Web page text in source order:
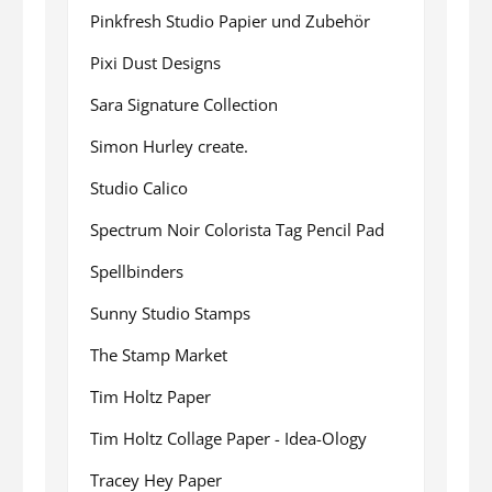
Pinkfresh Studio Papier und Zubehör
Pixi Dust Designs
Sara Signature Collection
Simon Hurley create.
Studio Calico
Spectrum Noir Colorista Tag Pencil Pad
Spellbinders
Sunny Studio Stamps
The Stamp Market
Tim Holtz Paper
Tim Holtz Collage Paper - Idea-Ology
Tracey Hey Paper